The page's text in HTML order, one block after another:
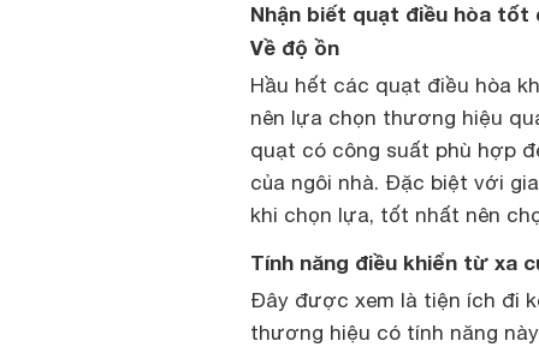
Nhận biết quạt điều hòa tốt
Về độ ồn
Hầu hết các quạt điều hòa
nên lựa chọn thương hiệu
quạt có công suất phù hợp
của ngôi nhà. Đặc biệt với
khi chọn lựa, tốt nhất nên
Tính năng điều khiển từ xa
Đây được xem là tiện ích đi
thương hiệu có tính năng